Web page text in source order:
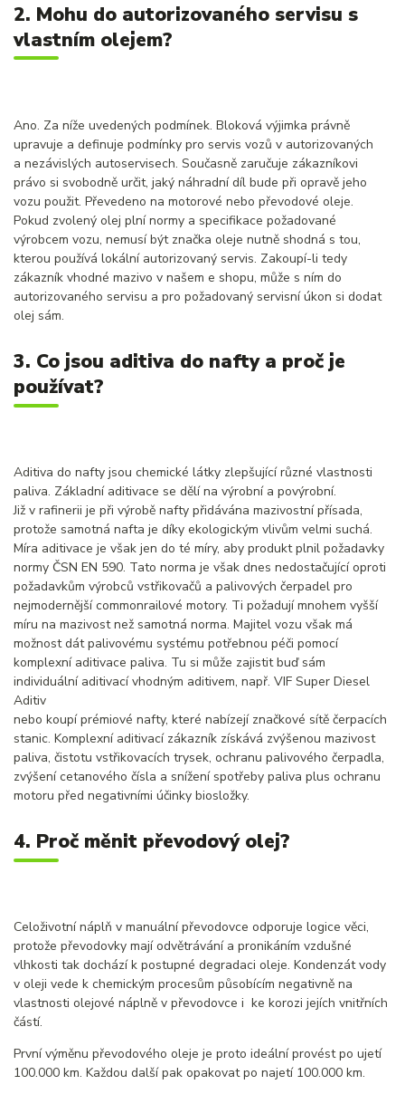
2. Mohu do autorizovaného servisu s
vlastním olejem?
Ano. Za níže uvedených podmínek. Bloková výjimka právně
upravuje a definuje podmínky pro servis vozů v autorizovaných
a nezávislých autoservisech. Současně zaručuje zákazníkovi
právo si svobodně určit, jaký náhradní díl bude při opravě jeho
vozu použit. Převedeno na motorové nebo převodové oleje.
Pokud zvolený olej plní normy a specifikace požadované
výrobcem vozu, nemusí být značka oleje nutně shodná s tou,
kterou používá lokální autorizovaný servis. Zakoupí-li tedy
zákazník vhodné mazivo v našem e shopu, může s ním do
autorizovaného servisu a pro požadovaný servisní úkon si dodat
olej sám.
3. Co jsou aditiva do nafty a proč je
používat?
Aditiva do nafty jsou chemické látky zlepšující různé vlastnosti
paliva. Základní aditivace se dělí na výrobní a povýrobní.
Již v rafinerii je při výrobě nafty přidávána mazivostní přísada,
protože samotná nafta je díky ekologickým vlivům velmi suchá.
Míra aditivace je však jen do té míry, aby produkt plnil požadavky
normy ČSN EN 590. Tato norma je však dnes nedostačující oproti
požadavkům výrobců vstřikovačů a palivových čerpadel pro
nejmodernější commonrailové motory. Ti požadují mnohem vyšší
míru na mazivost než samotná norma. Majitel vozu však má
možnost dát palivovému systému potřebnou péči pomocí
komplexní aditivace paliva. Tu si může zajistit buď sám
individuální aditivací vhodným aditivem, např. VIF Super Diesel
Aditiv
nebo koupí prémiové nafty, které nabízejí značkové sítě čerpacích
stanic. Komplexní aditivací zákazník získává zvýšenou mazivost
paliva, čistotu vstřikovacích trysek, ochranu palivového čerpadla,
zvýšení cetanového čísla a snížení spotřeby paliva plus ochranu
motoru před negativními účinky biosložky.
4. Proč měnit převodový olej?
Celoživotní náplň v manuální převodovce odporuje logice věci,
protože převodovky mají odvětrávání a pronikáním vzdušné
vlhkosti tak dochází k postupné degradaci oleje. Kondenzát vody
v oleji vede k chemickým procesům působícím negativně na
vlastnosti olejové náplně v převodovce i ke korozi jejích vnitřních
částí.
První výměnu převodového oleje je proto ideální provést po ujetí
100.000 km. Každou další pak opakovat po najetí 100.000 km.